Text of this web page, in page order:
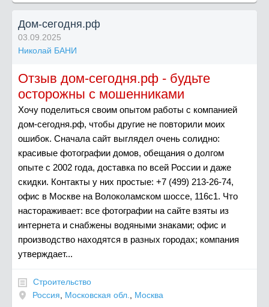
Дом-сегодня.рф
03.09.2025
Николай БАНИ
Отзыв дом-сегодня.рф - будьте
осторожны с мошенниками
Хочу поделиться своим опытом работы с компанией
дом-сегодня.рф, чтобы другие не повторили моих
ошибок. Сначала сайт выглядел очень солидно:
красивые фотографии домов, обещания о долгом
опыте с 2002 года, доставка по всей России и даже
скидки. Контакты у них простые: +7 (499) 213-26-74,
офис в Москве на Волоколамском шоссе, 116с1. Что
настораживает: все фотографии на сайте взяты из
интернета и снабжены водяными знаками; офис и
производство находятся в разных городах; компания
утверждает...
Строительство
Россия
Московская обл. Москва